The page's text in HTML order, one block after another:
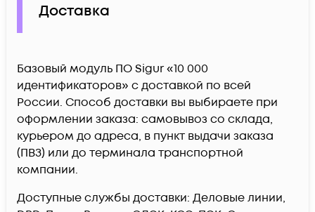
Доставка
Базовый модуль ПО Sigur «10 000
идентификаторов» c доставкой по всей
России. Способ доставки вы выбираете при
оформлении заказа: самовывоз со склада,
курьером до адреса, в пункт выдачи заказа
(ПВЗ) или до терминала транспортной
компании.
Доступные службы доставки: Деловые линии,